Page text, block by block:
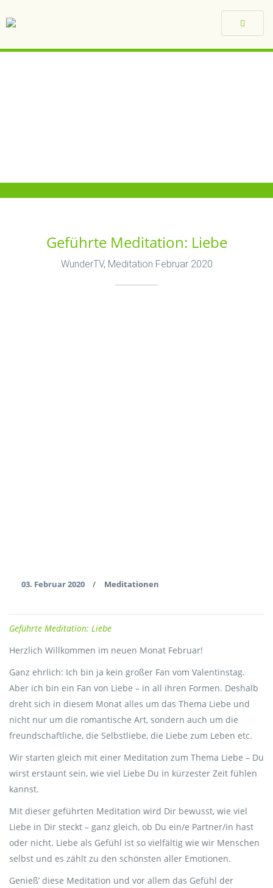
Toggle
Geführte Meditation: Liebe
WunderTV, Meditation Februar 2020
03. Februar 2020 / Meditationen
Geführte Meditation: Liebe
Herzlich Willkommen im neuen Monat Februar!
Ganz ehrlich: Ich bin ja kein großer Fan vom Valentinstag.
Aber ich bin ein Fan von Liebe – in all ihren Formen. Deshalb
dreht sich in diesem Monat alles um das Thema Liebe und
nicht nur um die romantische Art, sondern auch um die
freundschaftliche, die Selbstliebe, die Liebe zum Leben etc.
Wir starten gleich mit einer Meditation zum Thema Liebe – Du
wirst erstaunt sein, wie viel Liebe Du in kürzester Zeit fühlen
kannst.
Mit dieser geführten Meditation wird Dir bewusst, wie viel
Liebe in Dir steckt – ganz gleich, ob Du ein/e Partner/in hast
oder nicht. Liebe als Gefühl ist so vielfältig wie wir Menschen
selbst und es zählt zu den schönsten aller Emotionen.
Genieß’ diese Meditation und vor allem das Gefühl der